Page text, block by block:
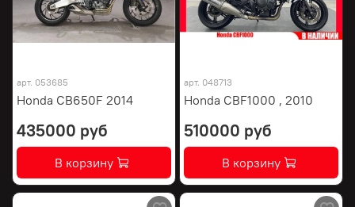
арт. 053685
Honda CB650F 2014
435000 руб
В корзину
арт. 048713
Honda CBF1000 , 2010
510000 руб
В корзину